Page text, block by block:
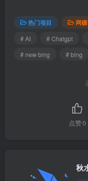
热门项目
网
# AI
# Chatgpt
# new bing
# bing
点赞0
秋